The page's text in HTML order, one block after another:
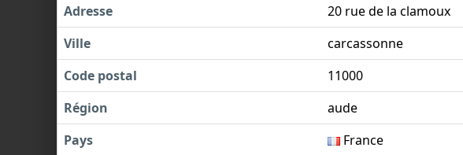
Adresse
20 rue de la clamoux
Ville
carcassonne
Code postal
11000
Région
aude
Pays
France